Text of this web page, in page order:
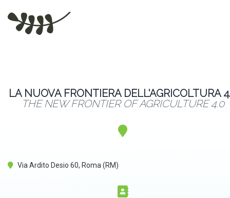
LA NUOVA FRONTIERA DELL'AGRICOLTURA
THE NEW FRONTIER OF AGRICULTURE 4.0
Via Ardito Desio 60, Roma (RM)